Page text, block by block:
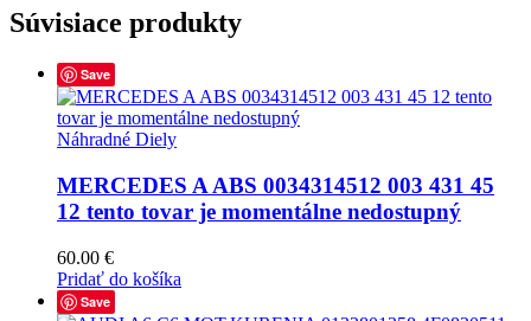
Súvisiace produkty
Save
Náhradné Diely
MERCEDES A ABS 0034314512 003 431 45
12 tento tovar je momentálne nedostupný
60.00 €
Pridať do košíka
Save